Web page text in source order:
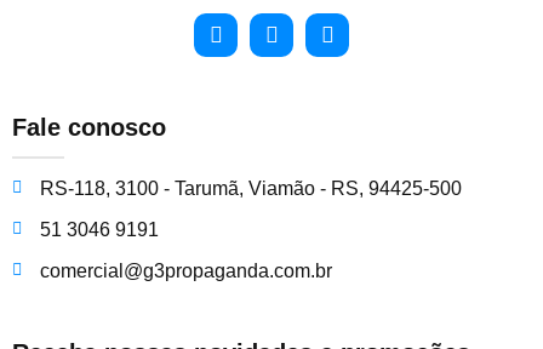
Fale conosco
RS-118, 3100 - Tarumã, Viamão - RS, 94425-500
51 3046 9191
comercial@g3propaganda.com.br